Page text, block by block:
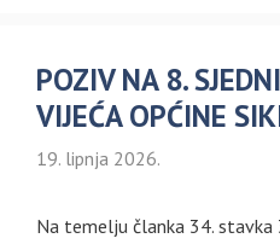
POZIV NA 8.
VIJEĆA OPĆINE
19. lipnja 2026.
Na temelju članka 34. stavka